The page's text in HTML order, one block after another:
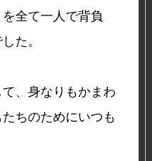
全て一人で背負
た。
、身なりもかまわ
ちのためにいつも